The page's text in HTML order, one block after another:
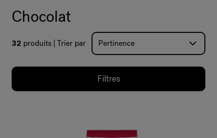
Chocolat
32 produits Trier par
Filtres